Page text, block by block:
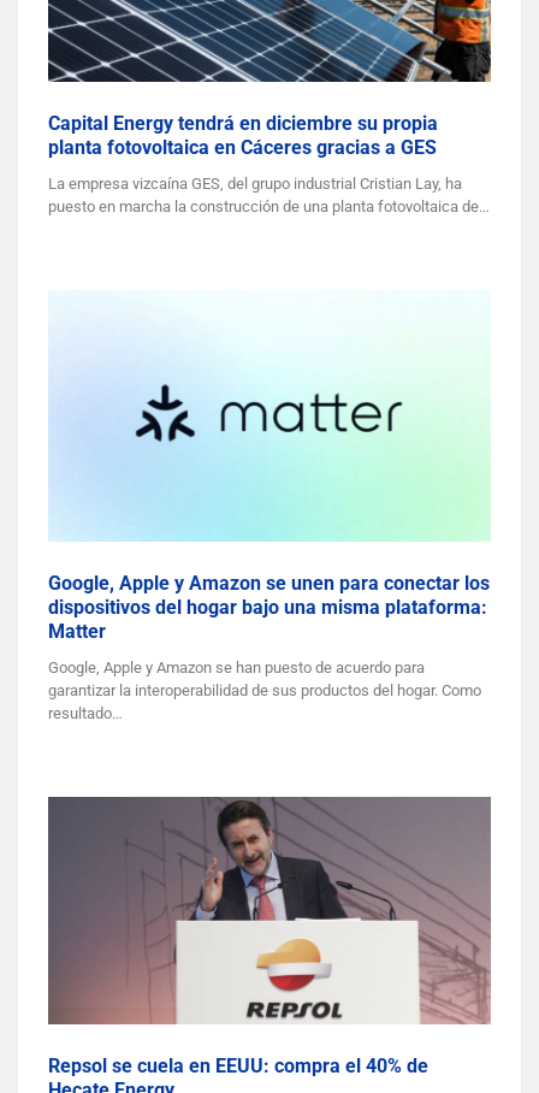
Capital Energy tendrá en diciembre su propia
planta fotovoltaica en Cáceres gracias a GES
La empresa vizcaína GES, del grupo industrial Cristian Lay, ha
puesto en marcha la construcción de una planta fotovoltaica de…
Google, Apple y Amazon se unen para conectar los
dispositivos del hogar bajo una misma plataforma:
Matter
Google, Apple y Amazon se han puesto de acuerdo para
garantizar la interoperabilidad de sus productos del hogar. Como
resultado…
Repsol se cuela en EEUU: compra el 40% de